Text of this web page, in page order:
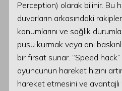
Perception) olarak bilinir. Bu
duvarların arkasındaki
konumlarını ve sağlık
pusu kurmak veya ani
bir fırsat sunar. “Speed
oyuncunun hareket hızını
hareket etmesini ve avantajlı